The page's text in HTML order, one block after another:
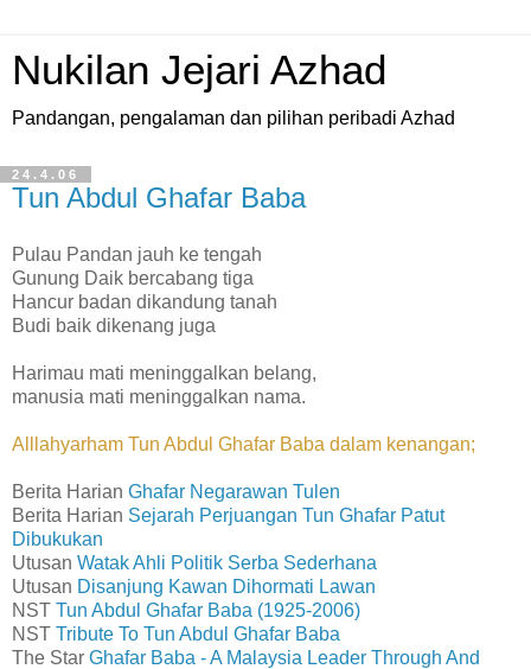
Nukilan Jejari Azhad
Pandangan, pengalaman dan pilihan peribadi Azhad
24.4.06
Tun Abdul Ghafar Baba
Pulau Pandan jauh ke tengah
Gunung Daik bercabang tiga
Hancur badan dikandung tanah
Budi baik dikenang juga
Harimau mati meninggalkan belang,
manusia mati meninggalkan nama.
Alllahyarham Tun Abdul Ghafar Baba dalam kenangan;
Berita Harian Ghafar Negarawan Tulen
Berita Harian Sejarah Perjuangan Tun Ghafar Patut
Dibukukan
Utusan Watak Ahli Politik Serba Sederhana
Utusan Disanjung Kawan Dihormati Lawan
NST Tun Abdul Ghafar Baba (1925-2006)
NST Tribute To Tun Abdul Ghafar Baba
The Star Ghafar Baba - A Malaysia Leader Through And